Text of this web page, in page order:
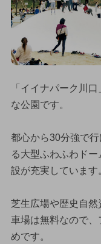
「イイナパーク川
な公園です。
都心から30分強で
る大型ふわふわド
設が充実しています
芝生広場や歴史自
車場は無料なので
めです。